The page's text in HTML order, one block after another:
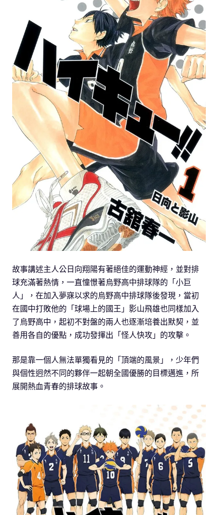
故事講述主人公日向翔陽有著絕佳的運動神經，並對排
球充滿著熱情，一直憧憬著烏野高中排球隊的「小巨
人」，在加入夢寐以求的烏野高中排球隊後發現，當初
在國中打敗他的「球場上的國王」影山飛雄也同樣加入
了烏野高中，起初不對盤的兩人也逐漸培養出默契，並
善用各自的優點，成功發揮出「怪人快攻」的攻擊。
那是靠一個人無法單獨看見的「頂端的風景」，少年們
與個性迥然不同的夥伴一起朝全國優勝的目標邁進，所
展開熱血青春的排球故事。